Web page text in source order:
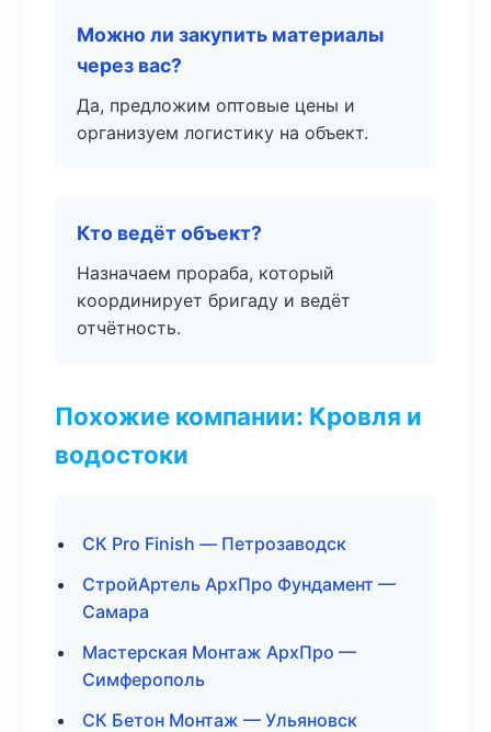
Можно ли закупить материалы
через вас?
Да, предложим оптовые цены и
организуем логистику на объект.
Кто ведёт объект?
Назначаем прораба, который
координирует бригаду и ведёт
отчётность.
Похожие компании: Кровля и
водостоки
СК Pro Finish — Петрозаводск
СтройАртель АрхПро Фундамент —
Самара
Мастерская Монтаж АрхПро —
Симферополь
СК Бетон Монтаж — Ульяновск